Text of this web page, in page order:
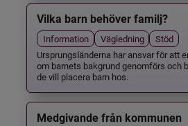
Vilka barn behöver familj?
Information Vägledning
Stöd
Ursprungsländerna har ansvar för att
om barnets bakgrund genomförs och
de vill placera barn hos.
Medgivande från kommunen